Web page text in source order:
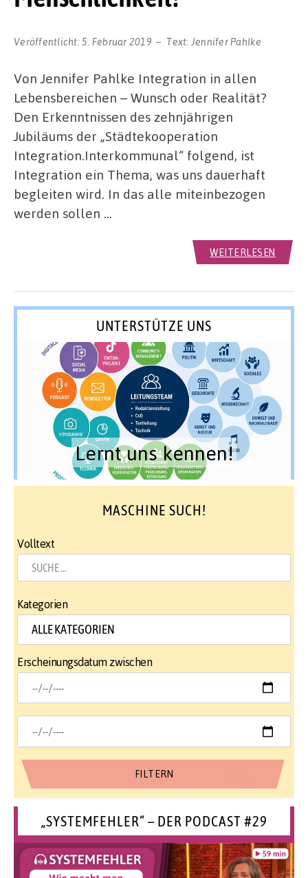
Veröffentlicht:5. Februar 2019 Text: Jennifer Pahlke
Von Jennifer Pahlke Integration in allen
Lebensbereichen – Wunsch oder Realität?
Den Erkenntnissen des zehnjährigen
Jubiläums der „Städtekooperation
Integration.Interkommunal“ folgend, ist
Integration ein Thema, was uns dauerhaft
begleiten wird. In das alle miteinbezogen
werden sollen …
WEITERLESEN
UNTERSTÜTZE UNS
Lernt uns kennen!
MASCHINE SUCH!
Volltext
Kategorien
Erscheinungsdatum zwischen
„SYSTEMFEHLER“ – DER PODCAST #29